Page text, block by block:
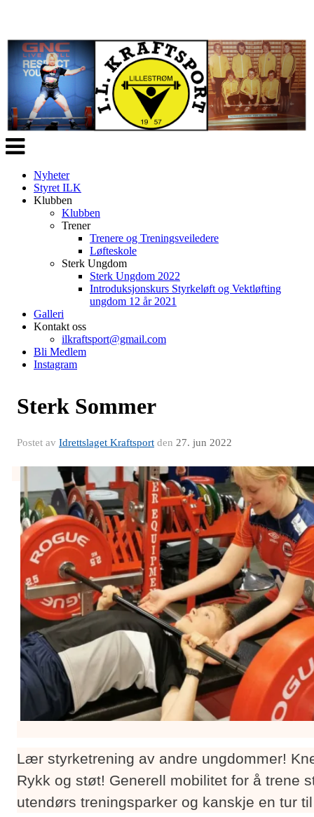
Veksle
navigasjon
Nyheter
Styret ILK
Klubben
Klubben
Trener
Trenere og Treningsveiledere
Løfteskole
Sterk Ungdom
Sterk Ungdom 2022
Introduksjonskurs Styrkeløft og Vektløfting
ungdom 12 år 2021
Galleri
Kontakt oss
ilkraftsport@gmail.com
Bli Medlem
Instagram
Sterk Sommer
Postet av Idrettslaget Kraftsport den 27. jun 2022
Lær styrketrening av andre ungdommer!
Rykk og støt! Generell mobilitet for å trene
utendørs treningsparker og kanskje en tur